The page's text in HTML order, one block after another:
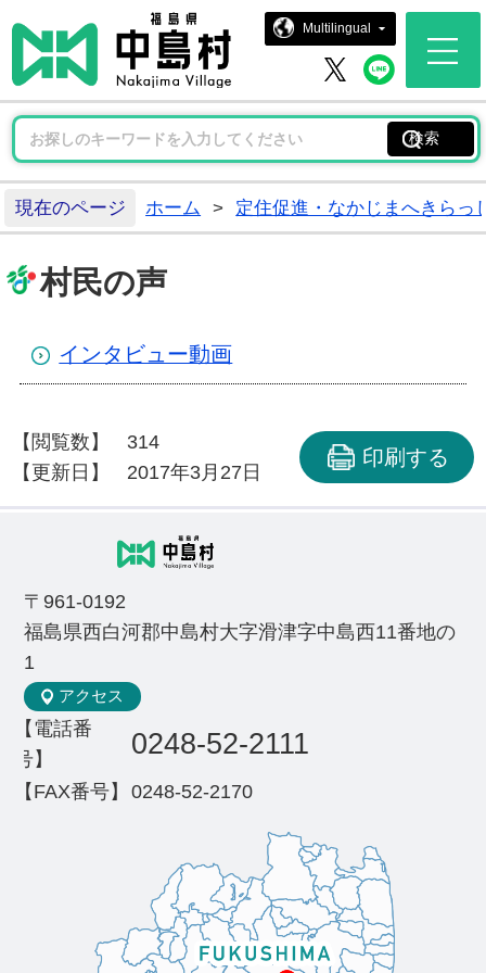
中島村ホ
Multilingual
中島村 X中島
現在のページ ホーム > 定住促進・なかじまへきらっ
村民の声
インタビュー動画
【閲覧数】
314
【更新日】
2017年3月27日
印刷する
〒961-0192
福島県西白河郡中島村大字滑津字中島西11番地の
1
アクセス
【電話番
号】
0248-52-2111
【FAX番号】 0248-52-2170